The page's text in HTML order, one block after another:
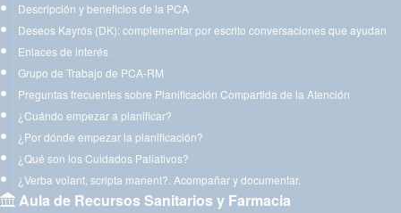
Descripción y beneficios de la PCA
Deseos Kayrós (DK): complementar por escrito conversaciones que ayudan
Enlaces de interés
Grupo de Trabajo de PCA-RM
Preguntas frecuentes sobre Planificación Compartida de la Atención
¿Cuándo empezar a planificar?
¿Por dónde empezar la planificación?
¿Qué son los Cuidados Paliativos?
¿Verba volant, scripta manent?. Acompañar y documentar.
Aula de Recursos Sanitarios y Farmacia